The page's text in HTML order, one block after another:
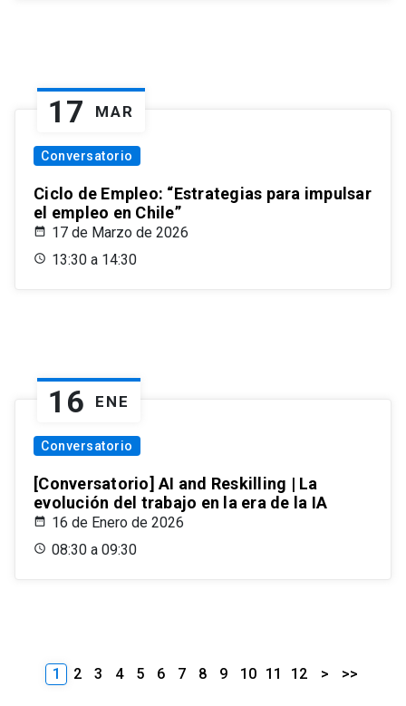
17 MAR
Conversatorio
Ciclo de Empleo: “Estrategias para impulsar
el empleo en Chile”
17 de Marzo de 2026
13:30 a 14:30
16 ENE
Conversatorio
[Conversatorio] AI and Reskilling | La
evolución del trabajo en la era de la IA
16 de Enero de 2026
08:30 a 09:30
1 2 3 4 5 6 7 8 9 10 11 12 > >>